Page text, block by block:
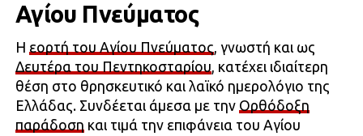
Αγίου Πνεύματος
Η εορτή του Αγίου Πνεύματος, γνωστή και ως
Δευτέρα του Πεντηκοσταρίου, κατέχει ιδιαίτερη
θέση στο θρησκευτικό και λαϊκό ημερολόγιο της
Ελλάδας. Συνδέεται άμεσα με την Ορθόδοξη
παράδοση και τιμά την επιφάνεια του Αγίου